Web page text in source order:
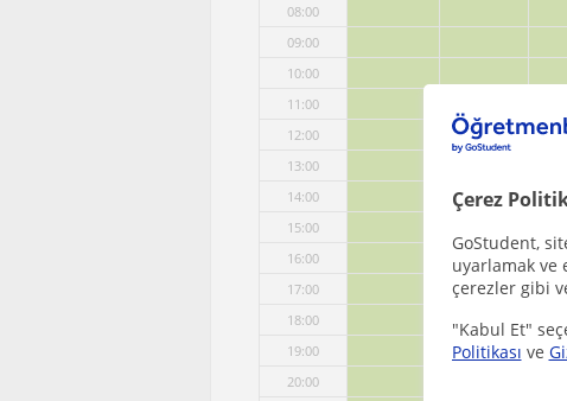
Çerez
GoStudent,
uyarlamak ve
çerezler gibi
"Kabul Et"
Politikası ve
08:00
09:00
10:00
11:00
12:00
13:00
14:00
15:00
16:00
17:00
18:00
19:00
20:00